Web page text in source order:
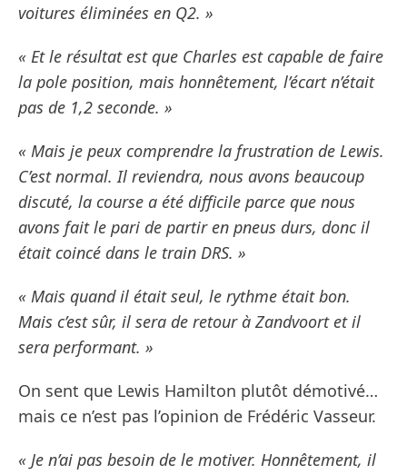
voitures éliminées en Q2. »
« Et le résultat est que Charles est capable de faire
la pole position, mais honnêtement, l’écart n’était
pas de 1,2 seconde. »
« Mais je peux comprendre la frustration de Lewis.
C’est normal. Il reviendra, nous avons beaucoup
discuté, la course a été difficile parce que nous
avons fait le pari de partir en pneus durs, donc il
était coincé dans le train DRS. »
« Mais quand il était seul, le rythme était bon.
Mais c’est sûr, il sera de retour à Zandvoort et il
sera performant. »
On sent que Lewis Hamilton plutôt démotivé…
mais ce n’est pas l’opinion de Frédéric Vasseur.
« Je n’ai pas besoin de le motiver. Honnêtement, il